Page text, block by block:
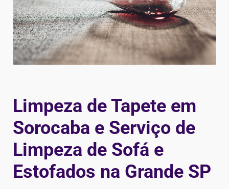
Limpeza de Tapete em
Sorocaba e Serviço de
Limpeza de Sofá e
Estofados na Grande SP